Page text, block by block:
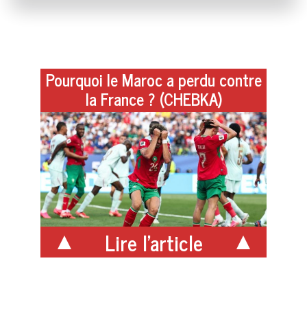
Pourquoi le Maroc a perdu contre
la France ? (CHEBKA)
Lire l'article